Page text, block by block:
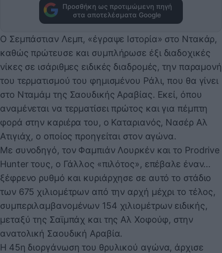
Προσθήκη ως προτιμώμενη πηγή
στα αποτελέσματα Google
Ο Σεμπάστιαν Λεμπ, «έγραψε Ιστορία» στο Ντακάρ,
καθώς πρώτευσε και συμπλήρωσε έξι διαδοχικές
νίκες σε ισάριθμες ειδικές διαδρομές, την παραμονή
του τερματισμού του φημισμένου Ράλι, που θα γίνει
στο Νταμάμ της Σαουδικής Αραβίας. Εκεί, όπου
αναμένεται να τερματίσει πρώτος και για πέμπτη
φορά στην καριέρα του, ο Καταριανός, Νασέρ Αλ
Ατιγιάχ, ο οποίος προηγείται στον αγώνα.
Με συνοδηγό, τον Φαμπιάν Λουρκέν και το Prodrive
Hunter τους, ο Γάλλος «πιλότος», επέβαλε έναν...
ξέφρενο ρυθμό και κυριάρχησε σε αυτό το στάδιο
των 675 χιλιομέτρων από την αρχή μέχρι το τέλος,
συμπεριλαμβανομένων 154 χιλιομέτρων ειδικής,
μεταξύ της Σαϊμπάχ και της Αλ Χοφούφ, στην
ανατολική Σαουδική Αραβία.
Η 45η διοργάνωση του θρυλικού αγώνα, άρχισε